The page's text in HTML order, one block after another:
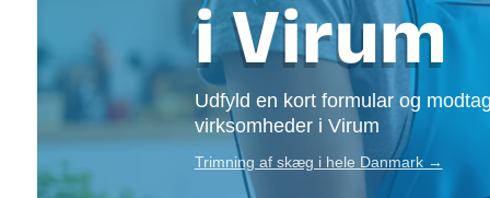
Ophængning af
Opsætning af
Tunge løft
Underholdning
Se alle...
i Virum
Udfyld en kort formular og
virksomheder i Virum
Trimning af skæg i hele Danmark →